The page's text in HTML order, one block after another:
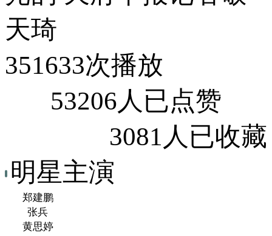
天琦
351633次播放
53206人已点赞
3081人已收藏
明星主演
郑建鹏
张兵
黄思婷